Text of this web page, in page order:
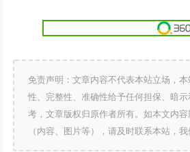
免责声明：文章内容不代表本站立场，
性、完整性、准确性给予任何担保、暗
考，文章版权归原作者所有。如本文内
（内容、图片等），请及时联系本站，我